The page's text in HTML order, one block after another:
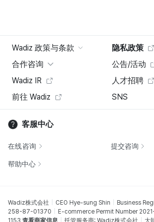
Wadiz 政策与条款
隐私政策
合作咨询
公告/活动
Wadiz IR
人才招聘
前往 Wadiz
SNS
客服中心
在线咨询 提交咨询
帮助中心
Wadiz株式会社 CEO Hye-sung Shin
Business
258-87-01370
E-commerce Permit Number 2021-
1153 查看商家信息 托管服务商: Wadiz株式会社 大